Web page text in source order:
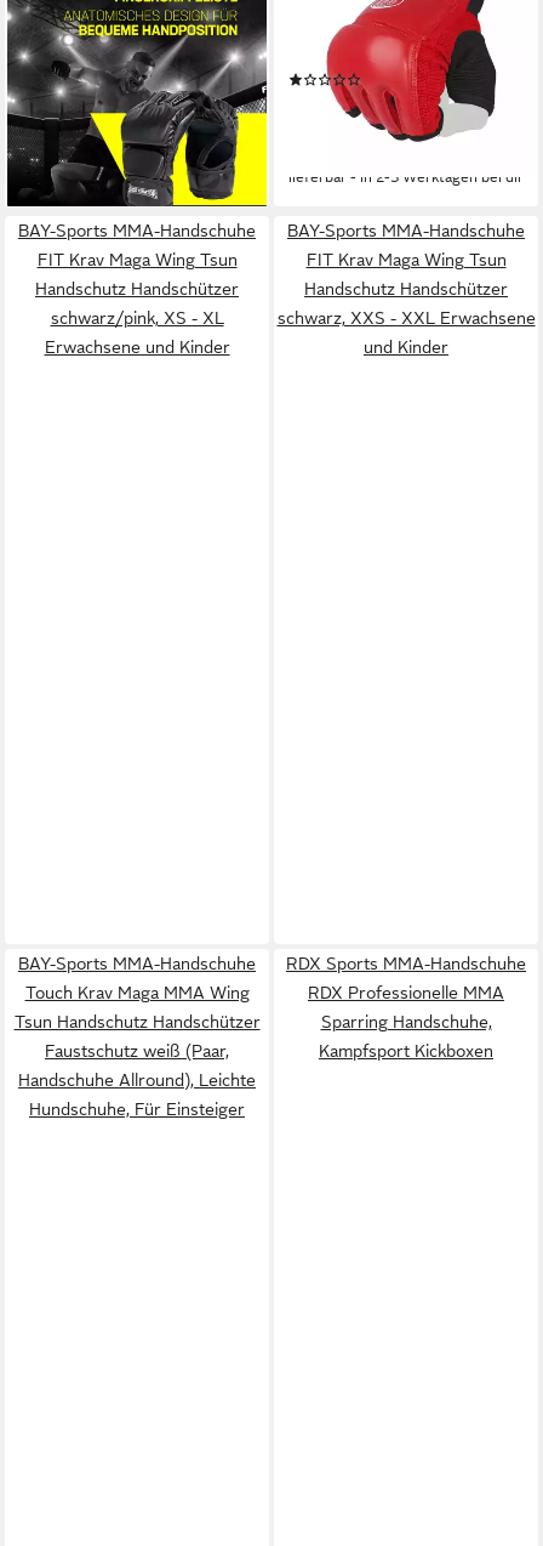
Handschuhe, integrierte,
gepolsterte Fingergriffleiste
21,99 €
lieferbar - in 2-3 Werktagen bei dir
Handschutz Handschützer
Faustschutz rot (Paar,
Handschuhe), Allround Talent,
Leichte Handschuhe, Für
Kinder und Erwachsene
(1)
13,90 € 19,90 €
(13,90 €/ 1 Paar)
lieferbar - in 2-3 Werktagen bei dir
BAY-Sports MMA-Handschuhe
FIT Krav Maga Wing Tsun
Handschutz Handschützer
schwarz/pink, XS - XL
Erwachsene und Kinder
BAY-Sports MMA-Handschuhe
FIT Krav Maga Wing Tsun
Handschutz Handschützer
schwarz, XXS - XXL Erwachsene
und Kinder
BAY-Sports MMA-Handschuhe
Touch Krav Maga MMA Wing
Tsun Handschutz Handschützer
Faustschutz weiß (Paar,
Handschuhe Allround), Leichte
Hundschuhe, Für Einsteiger
RDX Sports MMA-Handschuhe
RDX Professionelle MMA
Sparring Handschuhe,
Kampfsport Kickboxen